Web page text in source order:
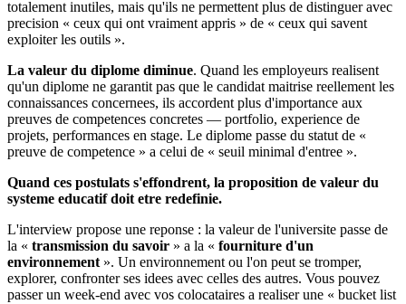
totalement inutiles, mais qu'ils ne permettent plus de distinguer avec
precision « ceux qui ont vraiment appris » de « ceux qui savent
exploiter les outils ».
La valeur du diplome diminue. Quand les employeurs realisent
qu'un diplome ne garantit pas que le candidat maitrise reellement les
connaissances concernees, ils accordent plus d'importance aux
preuves de competences concretes — portfolio, experience de
projets, performances en stage. Le diplome passe du statut de «
preuve de competence » a celui de « seuil minimal d'entree ».
Quand ces postulats s'effondrent, la proposition de valeur du
systeme educatif doit etre redefinie.
L'interview propose une reponse : la valeur de l'universite passe de
la « transmission du savoir » a la « fourniture d'un
environnement ». Un environnement ou l'on peut se tromper,
explorer, confronter ses idees avec celles des autres. Vous pouvez
passer un week-end avec vos colocataires a realiser une « bucket list